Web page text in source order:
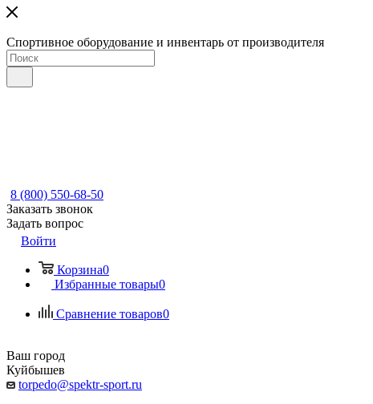
Спортивное оборудование и инвентарь от производителя
8 (800) 550-68-50
Заказать звонок
Задать вопрос
Войти
Корзина0
Избранные товары0
Сравнение товаров0
Ваш город
Куйбышев
torpedo@spektr-sport.ru